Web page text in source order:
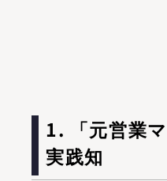
1. 「元営業
実践知